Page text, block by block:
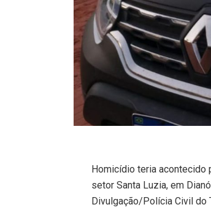
Homicídio teria acontecido
setor Santa Luzia, em
Divulgação/Polícia Civil do